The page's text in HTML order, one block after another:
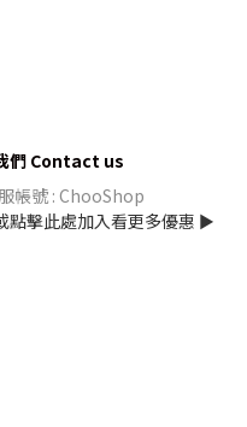
們 Contact us
帳號 : ChooShop
點擊此處加入看更多優惠 ►